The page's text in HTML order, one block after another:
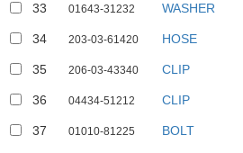
33 01643-31232 WASHER
34 203-03-61420 HOSE
35 206-03-43340 CLIP
36 04434-51212 CLIP
37 01010-81225 BOLT